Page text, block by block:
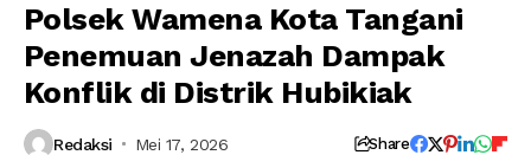
Polsek Wamena Kota Tangani
Penemuan Jenazah Dampak
Konflik di Distrik Hubikiak
Redaksi Mei 17, 2026 Share